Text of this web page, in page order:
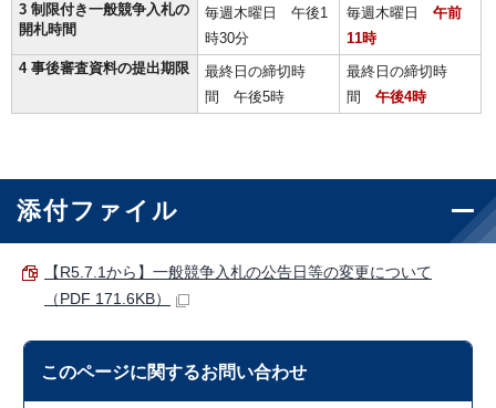
3 制限付き一般競争入札の
開札時間
毎週木曜日 午後1
時30分
毎週木曜日 午前
11時
4 事後審査資料の提出期限
最終日の締切時
間 午後5時
最終日の締切時
間 午後4時
添付ファイル
【R5.7.1から】一般競争入札の公告日等の変更について
（PDF 171.6KB）
このページに関するお問い合わせ